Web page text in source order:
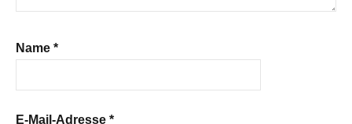
Name *
E-Mail-Adresse *